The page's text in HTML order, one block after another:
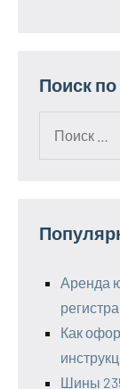
Поиск по
Аренда
Как
Шины